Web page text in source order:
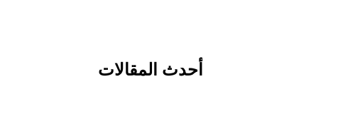
أحدث المقالات